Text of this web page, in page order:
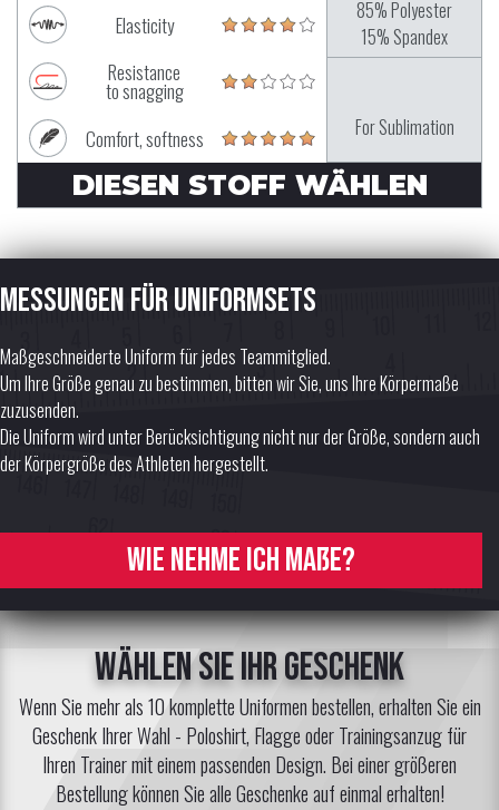
Elasticity
Resistance
to snagging
Comfort, softness
85% Polyester
15% Spandex
For Sublimation
DIESEN STOFF WÄHLEN
Messungen für Uniformsets
Maßgeschneiderte Uniform für jedes Teammitglied.
Um Ihre Größe genau zu bestimmen, bitten wir Sie, uns Ihre Körpermaße
zuzusenden.
Die Uniform wird unter Berücksichtigung nicht nur der Größe, sondern auch
der Körpergröße des Athleten hergestellt.
Wie nehme ich Maße?
Wählen Sie Ihr Geschenk
Wenn Sie mehr als 10 komplette Uniformen bestellen, erhalten Sie ein
Geschenk Ihrer Wahl - Poloshirt, Flagge oder Trainingsanzug für
Ihren Trainer mit einem passenden Design. Bei einer größeren
Bestellung können Sie alle Geschenke auf einmal erhalten!